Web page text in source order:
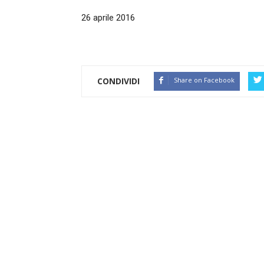
26 aprile 2016
CONDIVIDI Share on Facebook